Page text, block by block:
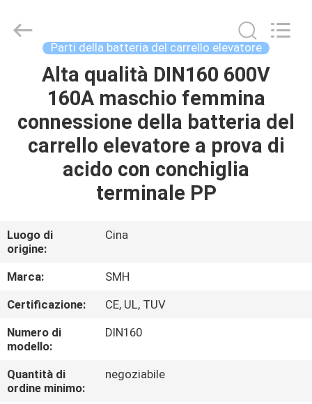
CASA
PRODOTTI
FATORY
TOUR
CONTROLLO
DI
QUALITÀ
CONTATTACI
LAKER
AUTOPARTS
CO.,LIMITED.
Parti della batteria del carrello elevatore
Alta qualità DIN160 600V
160A maschio femmina
connessione della batteria del
carrello elevatore a prova di
acido con conchiglia
terminale PP
Luogo di
origine:
Cina
Marca:
SMH
Certificazione:
CE, UL, TUV
Numero di
modello:
DIN160
Quantità di
ordine minimo:
negoziabile